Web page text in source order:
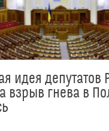
идея депутатов
взрыв гнева в